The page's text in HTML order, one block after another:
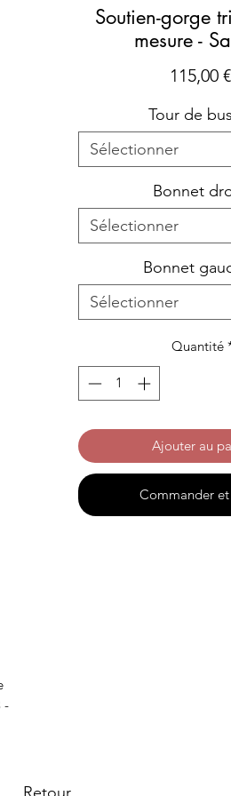
Soutien-gorge
mesure -
115,00 €
Tour de
Sélectionner
Bonnet
Sélectionner
Bonnet
Sélectionner
Quantité
Ajouter au
Commander
-
Retour